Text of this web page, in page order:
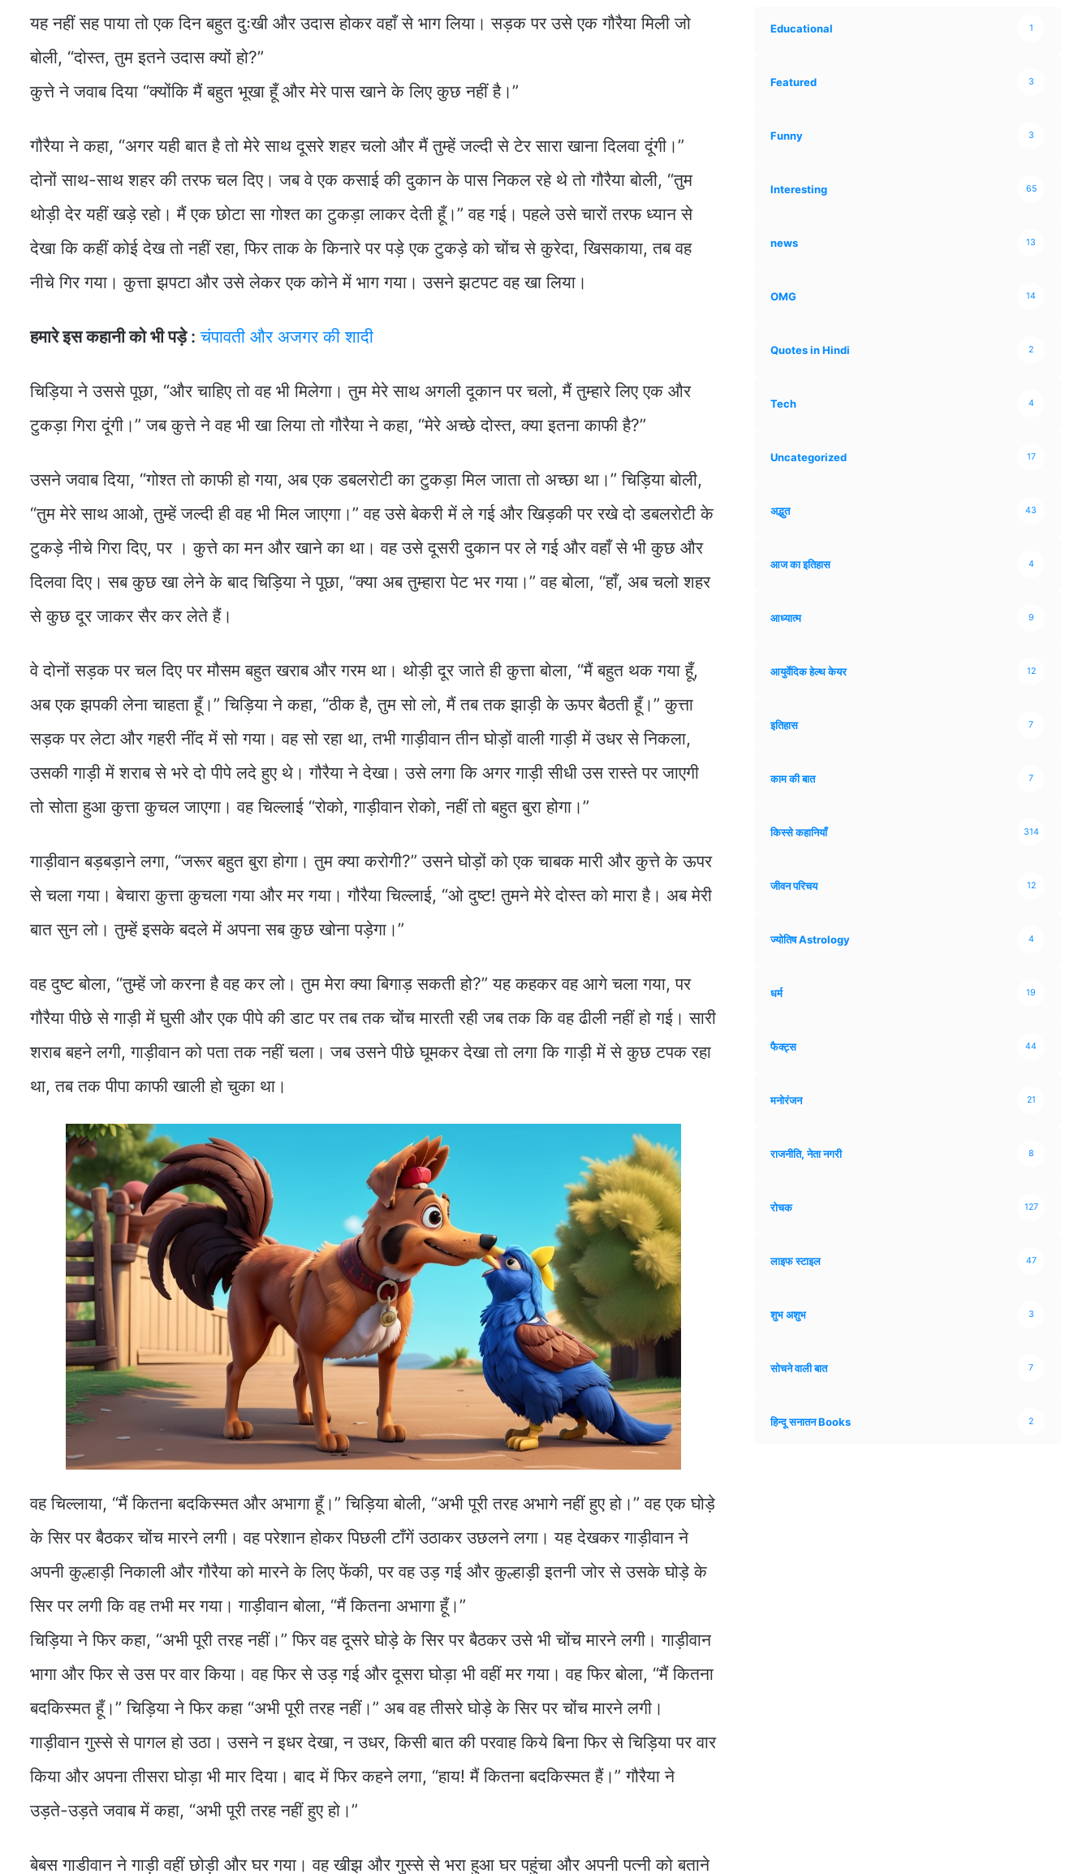
यह नहीं सह पाया तो एक दिन बहुत दुःखी और उदास होकर वहाँ से भाग लिया। सड़क पर उसे एक गौरैया मिली जो
बोली, “दोस्त, तुम इतने उदास क्यों हो?”
कुत्ते ने जवाब दिया “क्योंकि मैं बहुत भूखा हूँ और मेरे पास खाने के लिए कुछ नहीं है।”
गौरैया ने कहा, “अगर यही बात है तो मेरे साथ दूसरे शहर चलो और मैं तुम्हें जल्दी से टेर सारा खाना दिलवा दूंगी।”
दोनों साथ-साथ शहर की तरफ चल दिए। जब वे एक कसाई की दुकान के पास निकल रहे थे तो गौरैया बोली, “तुम
थोड़ी देर यहीं खड़े रहो। मैं एक छोटा सा गोश्त का टुकड़ा लाकर देती हूँ।” वह गई। पहले उसे चारों तरफ ध्यान से
देखा कि कहीं कोई देख तो नहीं रहा, फिर ताक के किनारे पर पड़े एक टुकड़े को चोंच से कुरेदा, खिसकाया, तब वह
नीचे गिर गया। कुत्ता झपटा और उसे लेकर एक कोने में भाग गया। उसने झटपट वह खा लिया।
हमारे इस कहानी को भी पड़े : चंपावती और अजगर की शादी
चिड़िया ने उससे पूछा, “और चाहिए तो वह भी मिलेगा। तुम मेरे साथ अगली दूकान पर चलो, मैं तुम्हारे लिए एक और
टुकड़ा गिरा दूंगी।” जब कुत्ते ने वह भी खा लिया तो गौरैया ने कहा, “मेरे अच्छे दोस्त, क्या इतना काफी है?”
उसने जवाब दिया, “गोश्त तो काफी हो गया, अब एक डबलरोटी का टुकड़ा मिल जाता तो अच्छा था।” चिड़िया बोली,
“तुम मेरे साथ आओ, तुम्हें जल्दी ही वह भी मिल जाएगा।” वह उसे बेकरी में ले गई और खिड़की पर रखे दो डबलरोटी के
टुकड़े नीचे गिरा दिए, पर । कुत्ते का मन और खाने का था। वह उसे दूसरी दुकान पर ले गई और वहाँ से भी कुछ और
दिलवा दिए। सब कुछ खा लेने के बाद चिड़िया ने पूछा, “क्या अब तुम्हारा पेट भर गया।” वह बोला, “हाँ, अब चलो शहर
से कुछ दूर जाकर सैर कर लेते हैं।
वे दोनों सड़क पर चल दिए पर मौसम बहुत खराब और गरम था। थोड़ी दूर जाते ही कुत्ता बोला, “मैं बहुत थक गया हूँ,
अब एक झपकी लेना चाहता हूँ।” चिड़िया ने कहा, “ठीक है, तुम सो लो, मैं तब तक झाड़ी के ऊपर बैठती हूँ।” कुत्ता
सड़क पर लेटा और गहरी नींद में सो गया। वह सो रहा था, तभी गाड़ीवान तीन घोड़ों वाली गाड़ी में उधर से निकला,
उसकी गाड़ी में शराब से भरे दो पीपे लदे हुए थे। गौरैया ने देखा। उसे लगा कि अगर गाड़ी सीधी उस रास्ते पर जाएगी
तो सोता हुआ कुत्ता कुचल जाएगा। वह चिल्लाई “रोको, गाड़ीवान रोको, नहीं तो बहुत बुरा होगा।”
गाड़ीवान बड़बड़ाने लगा, “जरूर बहुत बुरा होगा। तुम क्या करोगी?” उसने घोड़ों को एक चाबक मारी और कुत्ते के ऊपर
से चला गया। बेचारा कुत्ता कुचला गया और मर गया। गौरैया चिल्लाई, “ओ दुष्ट! तुमने मेरे दोस्त को मारा है। अब मेरी
बात सुन लो। तुम्हें इसके बदले में अपना सब कुछ खोना पड़ेगा।”
वह दुष्ट बोला, “तुम्हें जो करना है वह कर लो। तुम मेरा क्या बिगाड़ सकती हो?” यह कहकर वह आगे चला गया, पर
गौरैया पीछे से गाड़ी में घुसी और एक पीपे की डाट पर तब तक चोंच मारती रही जब तक कि वह ढीली नहीं हो गई। सारी
शराब बहने लगी, गाड़ीवान को पता तक नहीं चला। जब उसने पीछे घूमकर देखा तो लगा कि गाड़ी में से कुछ टपक रहा
था, तब तक पीपा काफी खाली हो चुका था।
वह चिल्लाया, “मैं कितना बदकिस्मत और अभागा हूँ।” चिड़िया बोली, “अभी पूरी तरह अभागे नहीं हुए हो।” वह एक घोड़े
के सिर पर बैठकर चोंच मारने लगी। वह परेशान होकर पिछली टाँगें उठाकर उछलने लगा। यह देखकर गाड़ीवान ने
अपनी कुल्हाड़ी निकाली और गौरैया को मारने के लिए फेंकी, पर वह उड़ गई और कुल्हाड़ी इतनी जोर से उसके घोड़े के
सिर पर लगी कि वह तभी मर गया। गाड़ीवान बोला, “मैं कितना अभागा हूँ।”
चिड़िया ने फिर कहा, “अभी पूरी तरह नहीं।” फिर वह दूसरे घोड़े के सिर पर बैठकर उसे भी चोंच मारने लगी। गाड़ीवान
भागा और फिर से उस पर वार किया। वह फिर से उड़ गई और दूसरा घोड़ा भी वहीं मर गया। वह फिर बोला, “मैं कितना
बदकिस्मत हूँ।” चिड़िया ने फिर कहा “अभी पूरी तरह नहीं।” अब वह तीसरे घोड़े के सिर पर चोंच मारने लगी।
गाड़ीवान गुस्से से पागल हो उठा। उसने न इधर देखा, न उधर, किसी बात की परवाह किये बिना फिर से चिड़िया पर वार
किया और अपना तीसरा घोड़ा भी मार दिया। बाद में फिर कहने लगा, “हाय! मैं कितना बदकिस्मत हैं।” गौरैया ने
उड़ते-उड़ते जवाब में कहा, “अभी पूरी तरह नहीं हुए हो।”
बेबस गाडीवान ने गाड़ी वहीं छोड़ी और घर गया। वह खीझ और गुस्से से भरा हुआ घर पहुंचा और अपनी पत्नी को बताने
Educational 1
Featured 3
Funny 3
Interesting 65
news 13
OMG 14
Quotes in Hindi 2
Tech 4
Uncategorized 17
अद्भुत 43
आज का इतिहास 4
आध्यात्म 9
आयुर्वेदिक हेल्थ केयर 12
इतिहास 7
काम की बात 7
किस्से कहानियाँ 314
जीवन परिचय 12
ज्योतिष Astrology 4
धर्म 19
फैक्ट्स 44
मनोरंजन 21
राजनीति, नेता नगरी 8
रोचक 127
लाइफ स्टाइल 47
शुभ अशुभ 3
सोचने वाली बात 7
हिन्दू सनातन Books 2